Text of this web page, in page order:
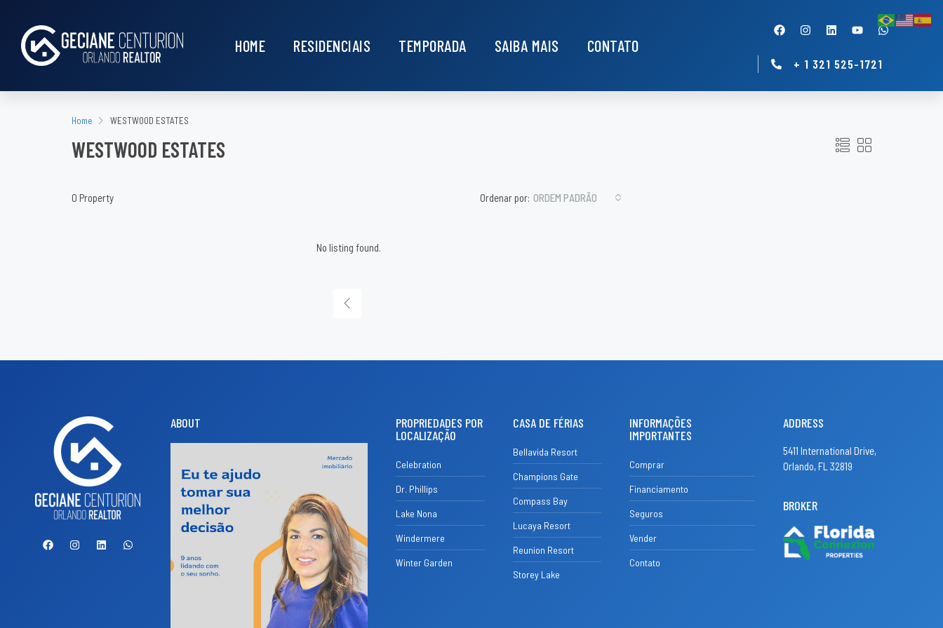
HOME RESIDENCIAIS TEMPORADA SAIBA MAIS CONTATO
+ 1 321 525-1721
Home WESTWOOD ESTATES
WESTWOOD ESTATES
0 Property Ordenar por: ORDEM PADRÃO
No listing found.
ABOUT
PROPRIEDADES POR
LOCALIZAÇÃO
Celebration
Dr. Phillips
Lake Nona
Windermere
Winter Garden
CASA DE FÉRIAS
Bellavida Resort
Champions Gate
Compass Bay
Lucaya Resort
Reunion Resort
Storey Lake
INFORMAÇÕES
IMPORTANTES
Comprar
Financiamento
Seguros
Vender
Contato
ADDRESS
5411 International Drive,
Orlando, FL 32819
BROKER